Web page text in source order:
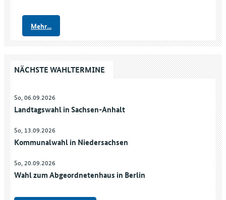
Mehr...
NÄCHSTE WAHLTERMINE
So, 06.09.2026
Landtagswahl in Sachsen-Anhalt
So, 13.09.2026
Kommunalwahl in Niedersachsen
So, 20.09.2026
Wahl zum Abgeordnetenhaus in Berlin